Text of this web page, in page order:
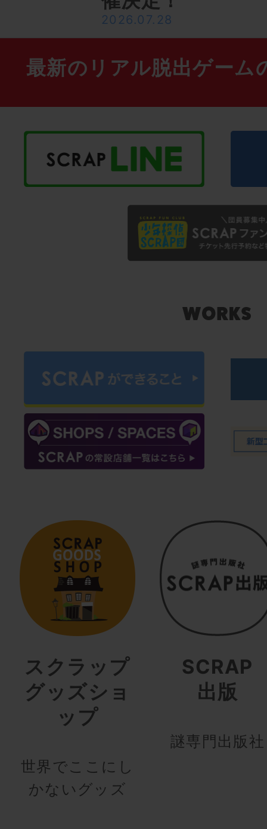
2026.07.28
最新のリアル脱出ゲーム
スクラップ
グッズショ
ップ
世界でここにし
かないグッズ
SCRAP
出版
謎専門出版社